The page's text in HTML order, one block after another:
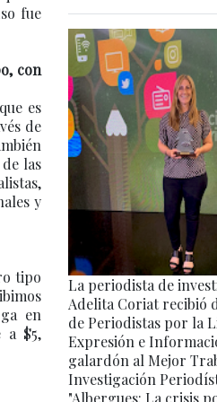
fue
con
es
de
las
y
tipo
en
a $5,
La periodista de
Adelita Coriat recibió
de Periodistas por la
Expresión e
galardón al Mejor
Investigación
"Albergues: La crisis